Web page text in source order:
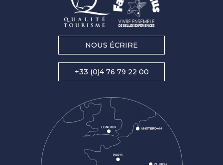
NOUS ÉCRIRE
+33 (0)4 76 79 22 00